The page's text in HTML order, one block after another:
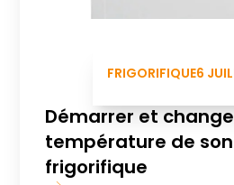
FRIGORIFIQUE6
Démarrer et
température de
frigorifique